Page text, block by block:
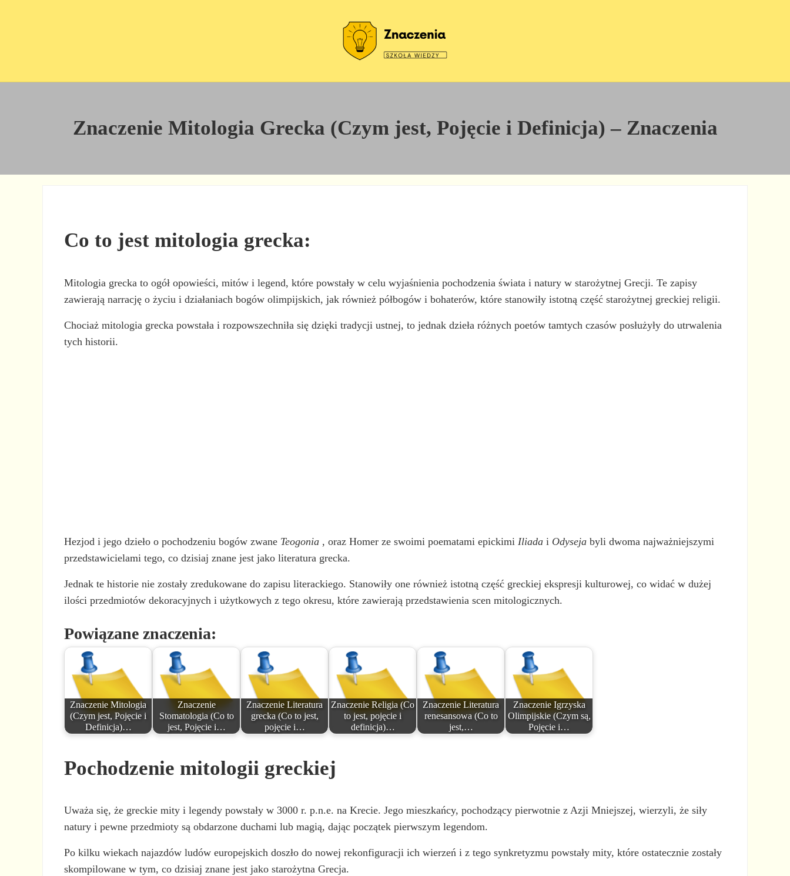
Znaczenie Mitologia Grecka (Czym jest, Pojęcie i Definicja) – Znaczenia
Co to jest mitologia grecka:
Mitologia grecka to ogół opowieści, mitów i legend, które powstały w celu wyjaśnienia pochodzenia świata i natury w starożytnej Grecji. Te zapisy
zawierają narrację o życiu i działaniach bogów olimpijskich, jak również półbogów i bohaterów, które stanowiły istotną część starożytnej greckiej religii.
Chociaż mitologia grecka powstała i rozpowszechniła się dzięki tradycji ustnej, to jednak dzieła różnych poetów tamtych czasów posłużyły do utrwalenia
tych historii.
Hezjod i jego dzieło o pochodzeniu bogów zwane Teogonia , oraz Homer ze swoimi poematami epickimi Iliada i Odyseja byli dwoma najważniejszymi
przedstawicielami tego, co dzisiaj znane jest jako literatura grecka.
Jednak te historie nie zostały zredukowane do zapisu literackiego. Stanowiły one również istotną część greckiej ekspresji kulturowej, co widać w dużej
ilości przedmiotów dekoracyjnych i użytkowych z tego okresu, które zawierają przedstawienia scen mitologicznych.
Powiązane znaczenia:
Znaczenie Mitologia
(Czym jest, Pojęcie i
Definicja)…
Znaczenie
Stomatologia (Co to
jest, Pojęcie i…
Znaczenie Literatura
grecka (Co to jest,
pojęcie i…
Znaczenie Religia (Co
to jest, pojęcie i
definicja)…
Znaczenie Literatura
renesansowa (Co to
jest,…
Znaczenie Igrzyska
Olimpijskie (Czym są,
Pojęcie i…
Pochodzenie mitologii greckiej
Uważa się, że greckie mity i legendy powstały w 3000 r. p.n.e. na Krecie. Jego mieszkańcy, pochodzący pierwotnie z Azji Mniejszej, wierzyli, że siły
natury i pewne przedmioty są obdarzone duchami lub magią, dając początek pierwszym legendom.
Po kilku wiekach najazdów ludów europejskich doszło do nowej rekonfiguracji ich wierzeń i z tego synkretyzmu powstały mity, które ostatecznie zostały
skompilowane w tym, co dzisiaj znane jest jako starożytna Grecja.